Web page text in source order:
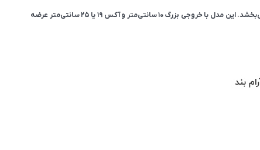
مدل پلاتوس یکی از بزرگ‌ترین مدل‌های برند گلسار است که با طول ۷۳ سانتی‌متر و طراحی خاص و مدرن، جلوه‌ای شیک به سرویس بهداشتی می‌بخشد. این مدل با خروجی بزرگ ۱۰ سانتی‌متر و آکس ۱۹ یا ۲۵ سانتی‌متر عرضه